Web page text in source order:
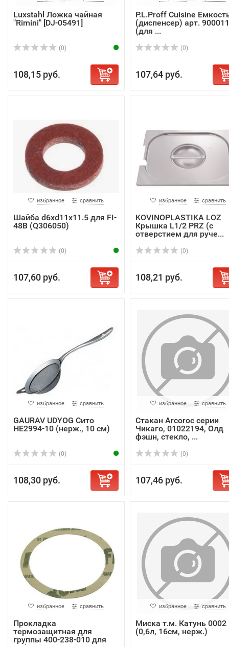
Luxstahl Ложка чайная
"Rimini" [DJ-05491]
(0)
108,15 руб.
P.L.Proff Cuisine
(диспенсер) арт.
(для ...
(0)
107,64 руб.
избранное сравнить
Шайба d6хd11х11.5 для FI-
48В (Q306050)
(0)
107,60 руб.
избранное сравнить
KOVINOPLASTIKA LOZ
Крышка L1/2 PRZ (с
отверстием для руче...
(0)
108,21 руб.
избранное сравнить
GAURAV UDYOG Сито
HE2994-10 (нерж., 10 см)
(0)
108,30 руб.
избранное сравнить
Стакан Arcoroc серии
Чикаго, 01022194, Олд
фэшн, стекло, ...
(0)
107,46 руб.
избранное сравнить
Прокладка
термозащитная для
группы 400-238-010 для
избранное сравнить
Миска т.м. Катунь 0002
(0,6л, 16см, нерж.)